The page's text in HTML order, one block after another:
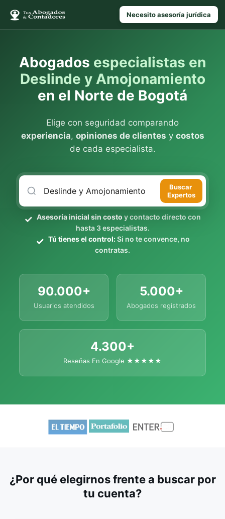
Necesito asesoría jurídica
Abogados especialistas en
Deslinde y Amojonamiento
en el Norte de Bogotá
Elige con seguridad comparando
experiencia, opiniones de clientes y costos
de cada especialista.
Buscar
Expertos
Asesoría inicial sin costo y contacto directo con
hasta 3 especialistas.
Tú tienes el control:Si no te convence, no
contratas.
90.000+
Usuarios atendidos
5.000+
Abogados registrados
4.300+
Reseñas En Google ★★★★★
¿Por qué elegirnos frente a buscar por
tu cuenta?